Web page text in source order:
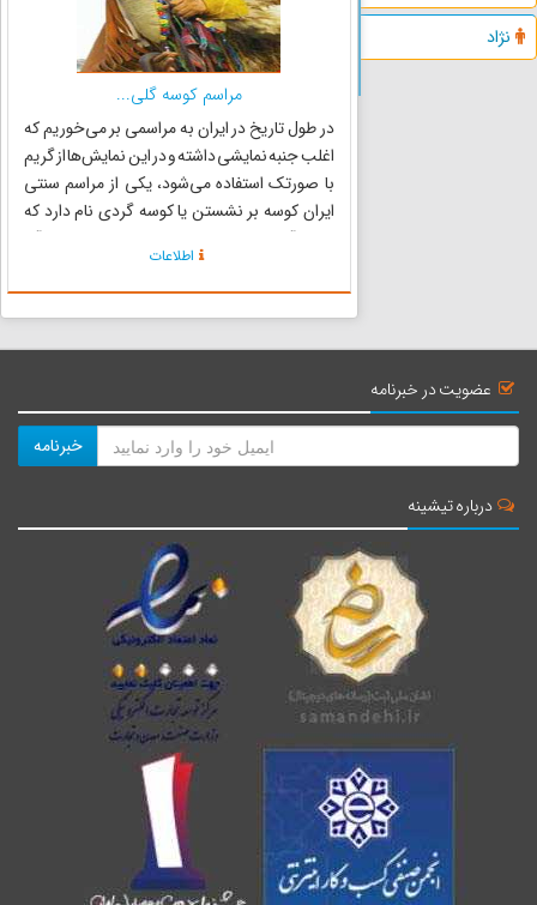
نژاد
مراسم کوسه گلی...
در طول تاریخ در ایران به مراسمی بر می‌خوریم که
اغلب جنبه نمایشی داشته و در این نمایش‌ها از گریم
با صورتک استفاده می‌شود، یکی از مراسم سنتی
ایران کوسه بر نشستن یا کوسه گردی نام دارد که
ریشه آن را در دوران ساسانی یا حتی پیش از آن
می‌توان یافت. نقش اصلی این مراسم را (کوسه) که
شخصیتی پیام ...
اطلاعات
عضویت در خبرنامه
خبرنامه
درباره تیشینه